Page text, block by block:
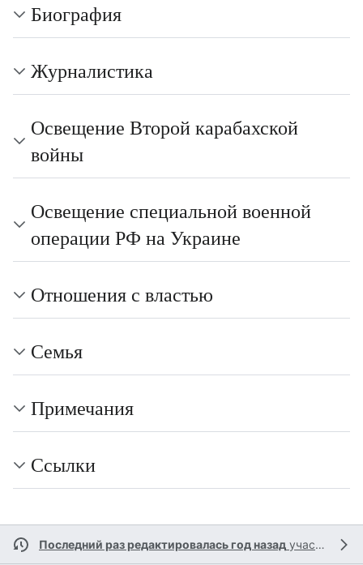
Биография
Журналистика
Освещение Второй карабахской
войны
Освещение специальной военной
операции РФ на Украине
Отношения с властью
Семья
Примечания
Ссылки
Последний раз редактировалась год назад участником